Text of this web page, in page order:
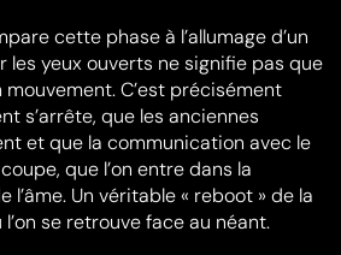
cette phase à l’allumage d’un
les yeux ouverts ne signifie pas que
mouvement. C’est précisément
s’arrête, que les anciennes
et que la communication avec le
que l’on entre dans la
Un véritable « reboot » de la
se retrouve face au néant.